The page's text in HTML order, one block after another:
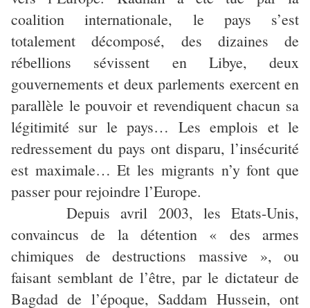
coalition internationale, le pays s’est
totalement décomposé, des dizaines de
rébellions sévissent en Libye, deux
gouvernements et deux parlements exercent en
parallèle le pouvoir et revendiquent chacun sa
légitimité sur le pays… Les emplois et le
redressement du pays ont disparu, l’insécurité
est maximale… Et les migrants n’y font que
passer pour rejoindre l’Europe.
Depuis avril 2003, les Etats-Unis,
convaincus de la détention « des armes
chimiques de destructions massive », ou
faisant semblant de l’être, par le dictateur de
Bagdad de l’époque, Saddam Hussein, ont